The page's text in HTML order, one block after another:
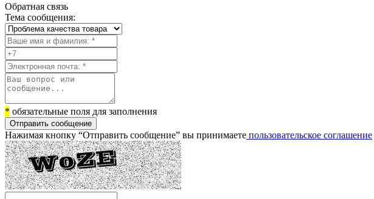
Обратная связь
Тема сообщения:
* обязательные поля для заполнения
Отправить сообщение
Нажимая кнопку “Отправить сообщение” вы принимаете пользовательское соглашение